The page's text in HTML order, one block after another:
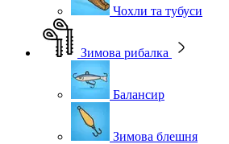
Чохли та тубуси
Зимова рибалка
Балансир
Зимова блешня